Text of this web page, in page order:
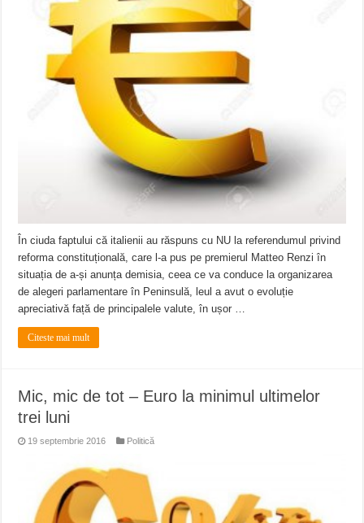
În ciuda faptului că italienii au răspuns cu NU la referendumul privind
reforma constituțională, care l-a pus pe premierul Matteo Renzi în
situația de a-și anunța demisia, ceea ce va conduce la organizarea
de alegeri parlamentare în Peninsulă, leul a avut o evoluție
apreciativă față de principalele valute, în ușor …
Citeste mai mult
Mic, mic de tot – Euro la minimul ultimelor
trei luni
19 septembrie 2016 Politică